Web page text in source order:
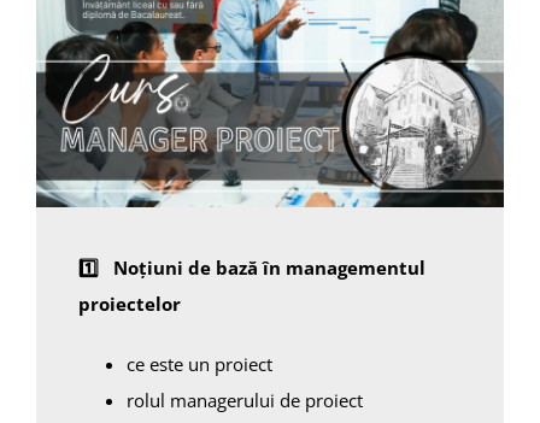
1️⃣ Noțiuni de bază în managementul
proiectelor
ce este un proiect
rolul managerului de proiect